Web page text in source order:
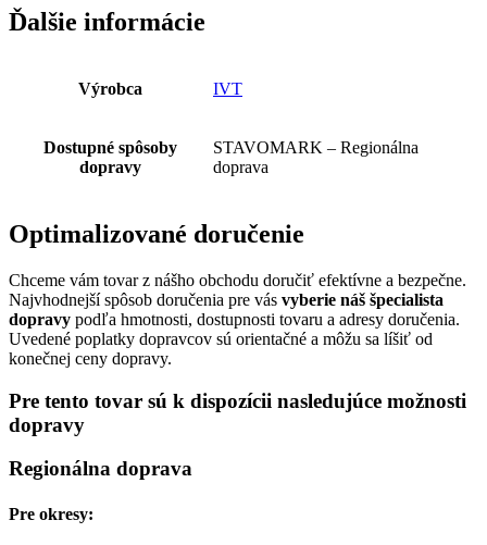
Ďalšie informácie
Výrobca IVT
Dostupné spôsoby
dopravy
STAVOMARK – Regionálna
doprava
Optimalizované doručenie
Chceme vám tovar z nášho obchodu doručiť efektívne a bezpečne.
Najvhodnejší spôsob doručenia pre vás vyberie náš špecialista
dopravy podľa hmotnosti, dostupnosti tovaru a adresy doručenia.
Uvedené poplatky dopravcov sú orientačné a môžu sa líšiť od
konečnej ceny dopravy.
Pre tento tovar sú k dispozícii nasledujúce možnosti
dopravy
Regionálna doprava
Pre okresy: